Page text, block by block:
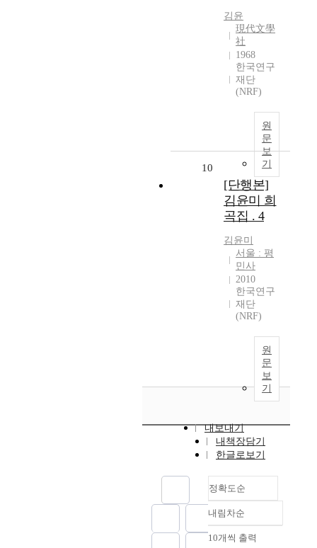
김윤
現代文學
社
1968
한국연구
재단
(NRF)
원
문
보
기
10
[단행본]
김윤미 희
곡집 . 4
김윤미
서울 : 평
민사
2010
한국연구
재단
(NRF)
원
문
보
기
내보내기
내책장담기
한글로보기
정확도순
정확도
순
내림차순
내림차순
10개씩 출력